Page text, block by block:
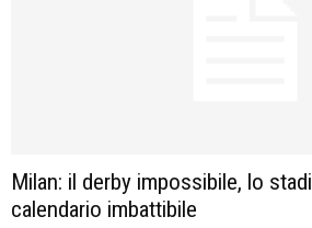
Milan: il derby impossibile, lo
calendario imbattibile